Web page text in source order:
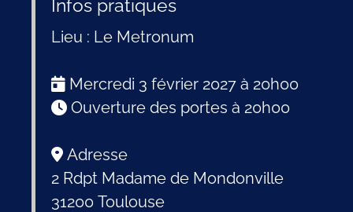
Infos pratiques
Lieu : Le Metronum
Mercredi 3 février 2027 à 20h00
Ouverture des portes à 20h00
Adresse
2 Rdpt Madame de Mondonville
31200 Toulouse